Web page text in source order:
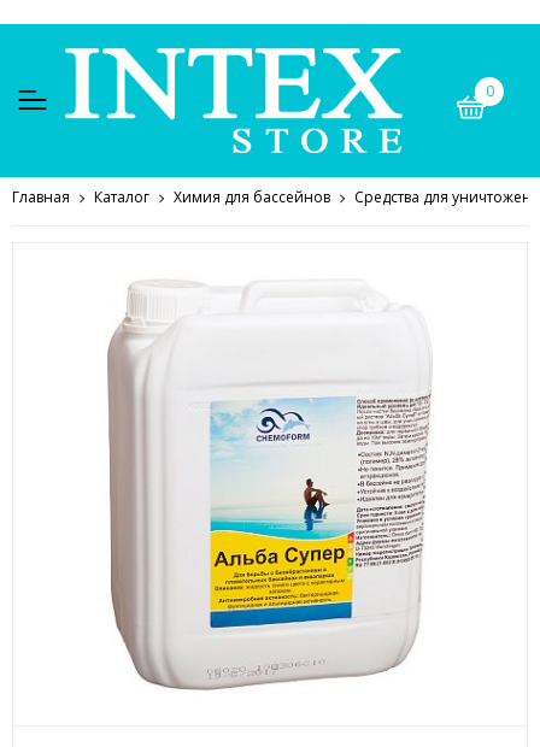
0
Главная Каталог Химия для бассейнов Средства для